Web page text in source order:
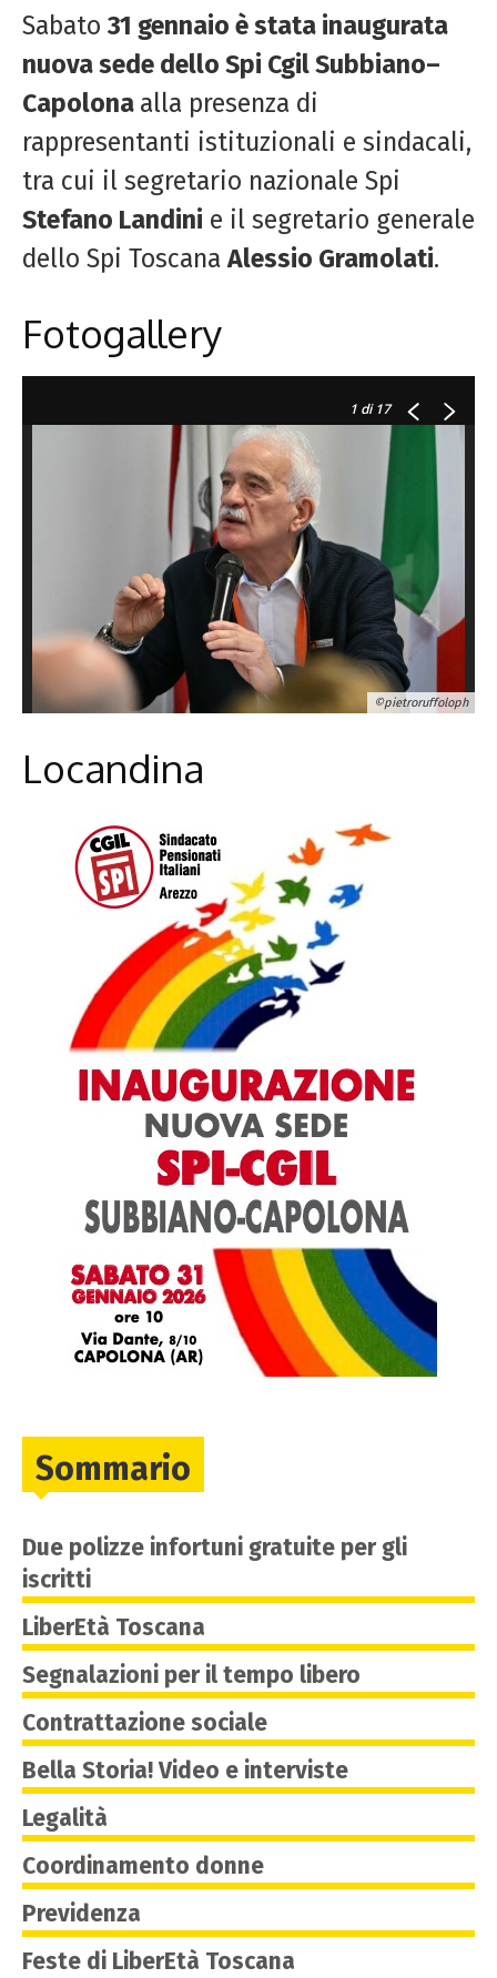
Sabato 31 gennaio è stata inaugurata
nuova sede dello Spi Cgil Subbiano–
Capolona alla presenza di
rappresentanti istituzionali e sindacali,
tra cui il segretario nazionale Spi
Stefano Landini e il segretario generale
dello Spi Toscana Alessio Gramolati.
Fotogallery
1 di 17
©pietroruffoloph
Locandina
Sommario
Due polizze infortuni gratuite per gli
iscritti
LiberEtà Toscana
Segnalazioni per il tempo libero
Contrattazione sociale
Bella Storia! Video e interviste
Legalità
Coordinamento donne
Previdenza
Feste di LiberEtà Toscana